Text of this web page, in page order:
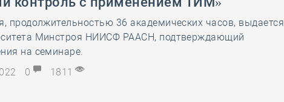
продолжительностью 36 академических часов, выдается
Минстроя НИИСФ РААСН, подтверждающий
на семинаре.
0 1811